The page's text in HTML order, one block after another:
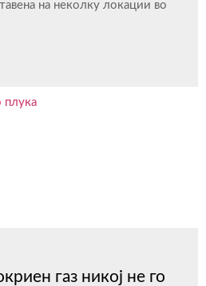
на неколку локации во
газ никој не го